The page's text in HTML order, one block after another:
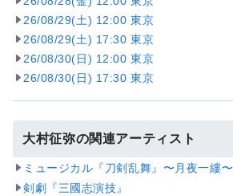
26/08/29(土) 12:00 東京
26/08/29(土) 17:30 東京
26/08/30(日) 12:00 東京
26/08/30(日) 17:30 東京
大村征弥の関連アーティスト
ミュージカル『刀剣乱舞』〜月夜一縷〜
剣劇『三國志演技』